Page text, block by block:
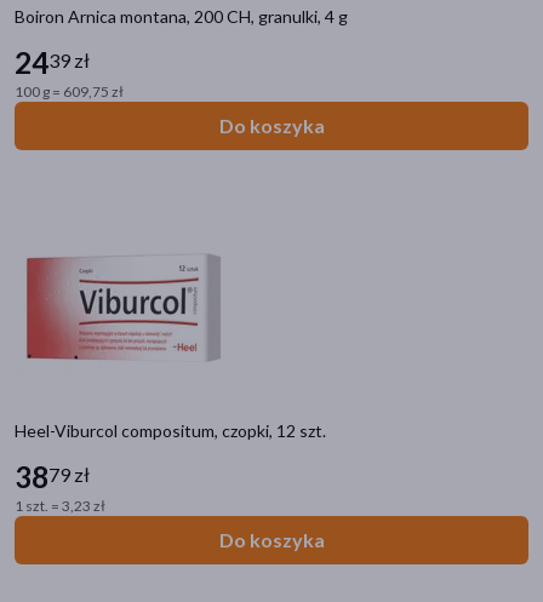
Boiron Arnica montana, 200 CH, granulki, 4 g
2439 zł
100 g = 609,75 zł
Do koszyka
Heel-Viburcol compositum, czopki, 12 szt.
3879 zł
1 szt. = 3,23 zł
Do koszyka
Herbaty i mieszanki ziołowe
Nalewki ziołowe
Miody i produkty pszczele
Zestaw(1)
Dostawa
Cena